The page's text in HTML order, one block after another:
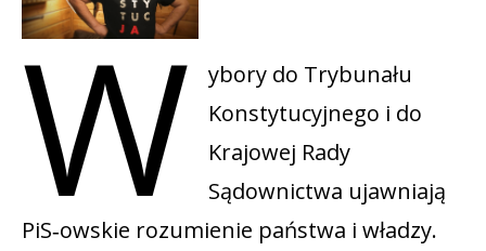
W
ybory do Trybunału
Konstytucyjnego i do
Krajowej Rady
Sądownictwa ujawniają
PiS‑owskie rozumienie państwa i władzy.